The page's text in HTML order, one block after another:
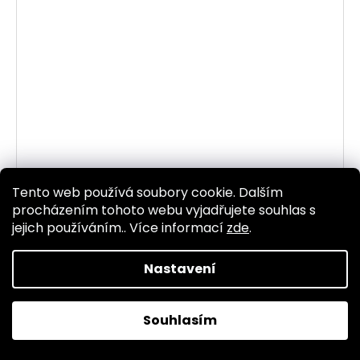
Tento web používá soubory cookie. Dalším
procházením tohoto webu vyjadřujete souhlas s
jejich používáním.. Více informací zde.
Nastavení
Souhlasím
324007-11 ŠROUB S HLAVOU TORX M5 x 18 178
Do 5-10 dnů
28 Kč bez DPH
DO KOŠÍKU